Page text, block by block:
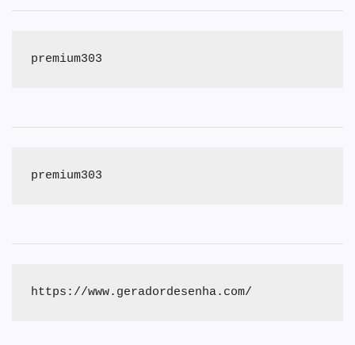
premium303
premium303
https://www.geradordesenha.com/